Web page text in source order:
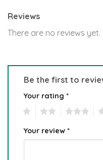
Reviews
There are no reviews yet.
Be the first to
Your rating *
Your review *